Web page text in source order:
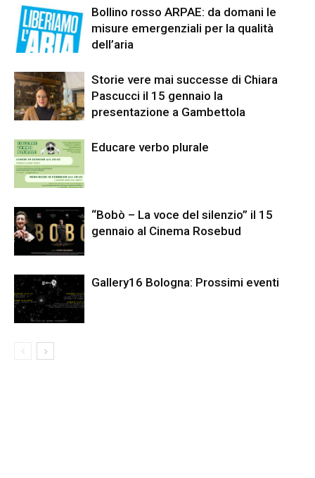
Bollino rosso ARPAE: da domani le
misure emergenziali per la qualità
dell’aria
Storie vere mai successe di Chiara
Pascucci il 15 gennaio la
presentazione a Gambettola
Educare verbo plurale
“Bobò – La voce del silenzio” il 15
gennaio al Cinema Rosebud
Gallery16 Bologna: Prossimi eventi